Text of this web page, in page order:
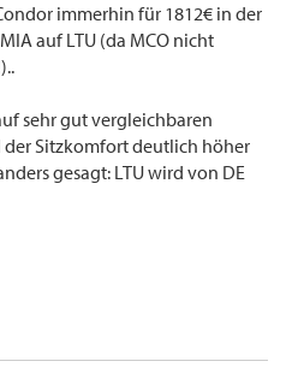
immerhin für 1812€ in der
auf LTU (da MCO nicht
sehr gut vergleichbaren
Sitzkomfort deutlich höher
gesagt: LTU wird von DE